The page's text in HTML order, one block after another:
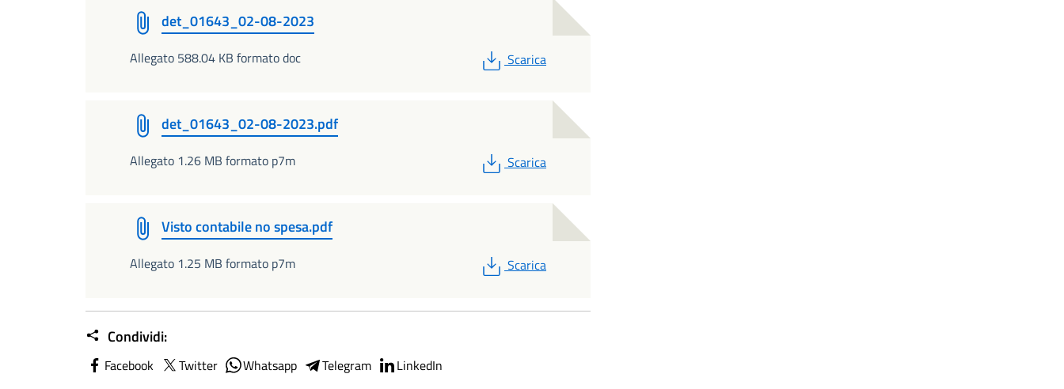
det_01643_02-08-2023
Allegato 588.04 KB formato doc PDF
Scarica
det_01643_02-08-2023.pdf
Allegato 1.26 MB formato p7m PDF
Scarica
Visto contabile no spesa.pdf
Allegato 1.25 MB formato p7m PDF
Scarica
Condividi:
Facebook Twitter Whatsapp Telegram LinkedIn